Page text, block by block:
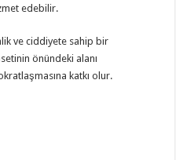
edebilir.
ve ciddiyete sahip bir
önündeki alanı
katkı olur.